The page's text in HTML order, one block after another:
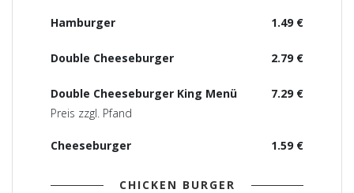
1.49 €
Hamburger
2.79 €
Double Cheeseburger
7.29 €
Double Cheeseburger King Menü
Preis zzgl. Pfand
1.59 €
Cheeseburger
CHICKEN BURGER